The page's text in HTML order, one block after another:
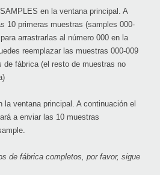
SAMPLES en la ventana principal. A
10 primeras muestras (samples 000-
arrastrarlas al número 000 en la
reemplazar las muestras 000-009
de fábrica (el resto de muestras no
la ventana principal. A continuación el
a enviar las 10 muestras
de fábrica completos, por favor, sigue